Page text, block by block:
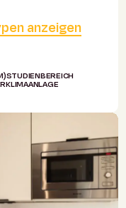
anzeigen
STUDIENBEREICH
KLIMAANLAGE